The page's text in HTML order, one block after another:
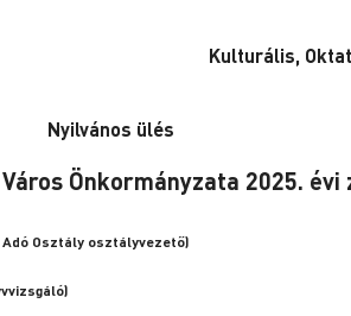
Kulturális,
Nyilvános ülés
Önkormányzata 2025. évi
Adó Osztály osztályvezető)